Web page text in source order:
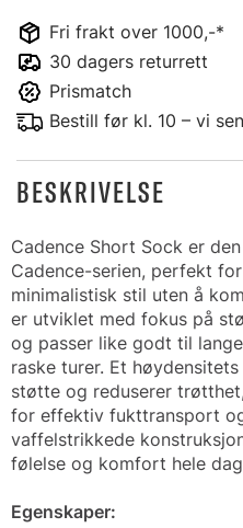
Fri frakt over 1000,-*
30 dagers returrett
Prismatch
Bestill før kl. 10 – vi
BESKRIVELSE
Cadence Short Sock er
Cadence-serien, perfekt
minimalistisk stil uten å
er utviklet med fokus på
og passer like godt til
raske turer. Et
støtte og reduserer
for effektiv fukttransport
vaffelstrikkede
følelse og komfort hele
Egenskaper: